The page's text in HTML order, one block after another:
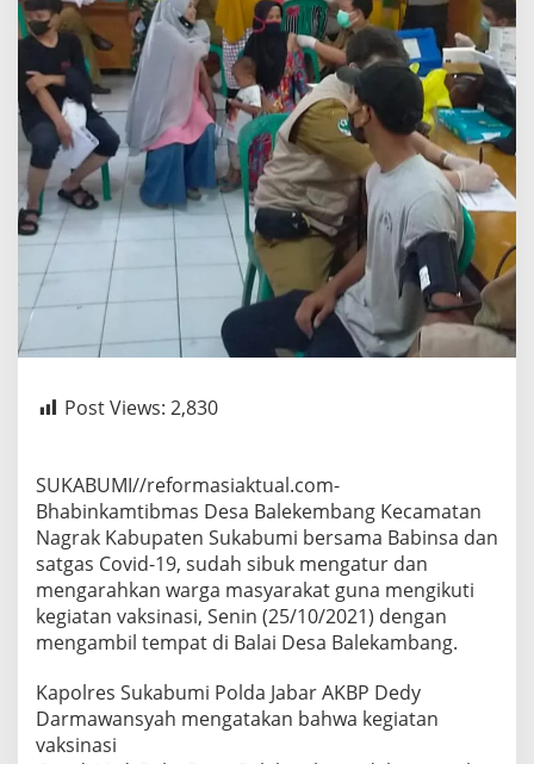
Post Views: 2,830
SUKABUMI//reformasiaktual.com-
Bhabinkamtibmas Desa Balekembang Kecamatan
Nagrak Kabupaten Sukabumi bersama Babinsa dan
satgas Covid-19, sudah sibuk mengatur dan
mengarahkan warga masyarakat guna mengikuti
kegiatan vaksinasi, Senin (25/10/2021) dengan
mengambil tempat di Balai Desa Balekambang.
Kapolres Sukabumi Polda Jabar AKBP Dedy
Darmawansyah mengatakan bahwa kegiatan
vaksinasi